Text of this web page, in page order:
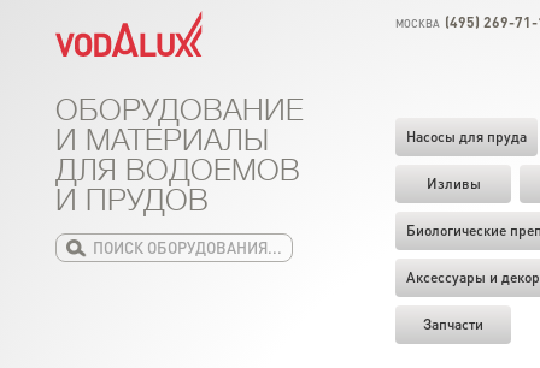
МОСКВА (495) 269-
Насосы для пруда
Изливы
Биологические
Аксессуары и декор
Запчасти
ОБОРУДОВАНИЕ
И МАТЕРИАЛЫ
ДЛЯ ВОДОЕМОВ
И ПРУДОВ